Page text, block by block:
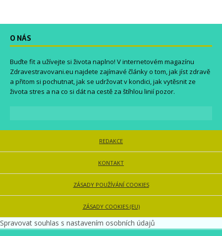
O NÁS
Buďte fit a užívejte si života naplno! V internetovém magazínu
Zdravestravovani.eu najdete zajímavé články o tom, jak jíst zdravě
a přitom si pochutnat, jak se udržovat v kondici, jak vytěsnit ze
života stres a na co si dát na cestě za štíhlou linií pozor.
REDAKCE
KONTAKT
ZÁSADY POUŽÍVÁNÍ COOKIES
ZÁSADY COOKIES (EU)
Spravovat souhlas s nastavením osobních údajů